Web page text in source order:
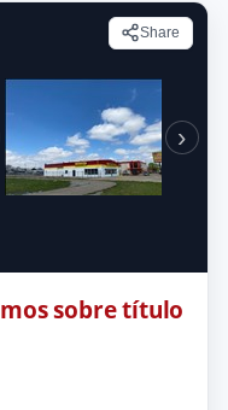
Share
›
sobre título